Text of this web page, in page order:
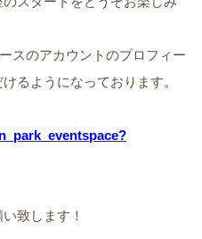
スのアカウントのプロフィー
るようになっております。
致します！